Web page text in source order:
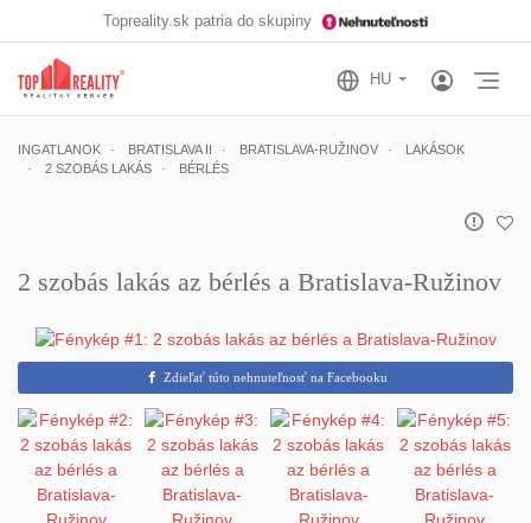
Topreality.sk patria do skupiny
INGATLANOK BRATISLAVA II BRATISLAVA-RUŽINOV
LAKÁSOK
2 SZOBÁS LAKÁS
BÉRLÉS
2 szobás lakás az bérlés a Bratislava-Ružinov
Zdieľať túto nehnuteľnosť na Facebooku